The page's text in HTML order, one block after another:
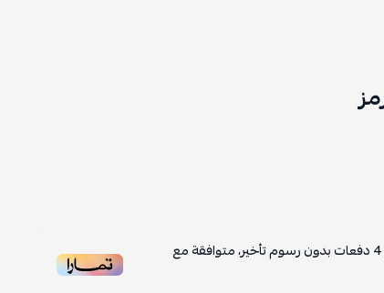
4دفعات بدون رسوم تأخير، متوافقة مع